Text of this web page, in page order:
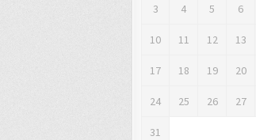
3 4 5 6
10 11 12 13
17 18 19 20
24 25 26 27
31